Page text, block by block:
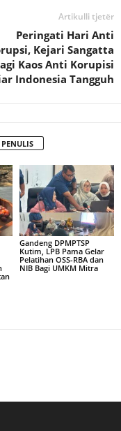
Artikulli tjetër
Peringati Hari Anti
Kejari Sangatta
Kaos Anti Korupisi
Indonesia Tangguh
Gandeng DPMPTSP
Kutim, LPB Pama Gelar
Pelatihan OSS-RBA dan
NIB Bagi UMKM Mitra